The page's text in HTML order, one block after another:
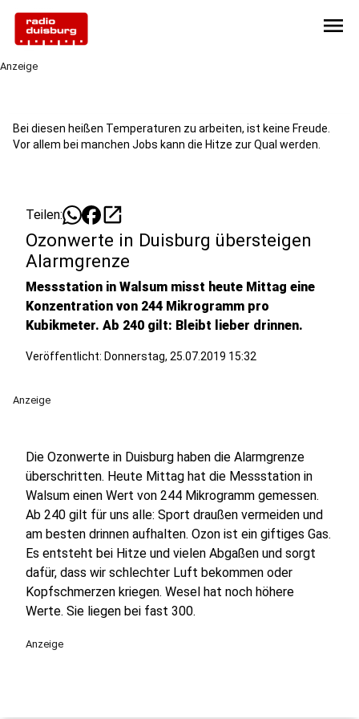
menu
Anzeige
Bei diesen heißen Temperaturen zu arbeiten, ist keine Freude.
Vor allem bei manchen Jobs kann die Hitze zur Qual werden.
Teilen: open_in_new
Ozonwerte in Duisburg übersteigen
Alarmgrenze
Messstation in Walsum misst heute Mittag eine
Konzentration von 244 Mikrogramm pro
Kubikmeter. Ab 240 gilt: Bleibt lieber drinnen.
Veröffentlicht: Donnerstag, 25.07.2019 15:32
Anzeige
Die Ozonwerte in Duisburg haben die Alarmgrenze
überschritten. Heute Mittag hat die Messstation in
Walsum einen Wert von 244 Mikrogramm gemessen.
Ab 240 gilt für uns alle: Sport draußen vermeiden und
am besten drinnen aufhalten. Ozon ist ein giftiges Gas.
Es entsteht bei Hitze und vielen Abgaßen und sorgt
dafür, dass wir schlechter Luft bekommen oder
Kopfschmerzen kriegen. Wesel hat noch höhere
Werte. Sie liegen bei fast 300.
Anzeige